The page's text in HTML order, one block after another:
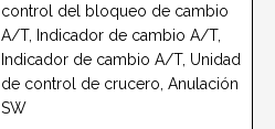
control del bloqueo de cambio
A/T, Indicador de cambio A/T,
Indicador de cambio A/T, Unidad
de control de crucero, Anulación
SW